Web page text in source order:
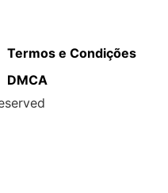
Termos e Condições
DMCA